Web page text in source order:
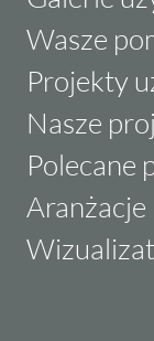
Wasze
Projekty
Nasze
Polecane